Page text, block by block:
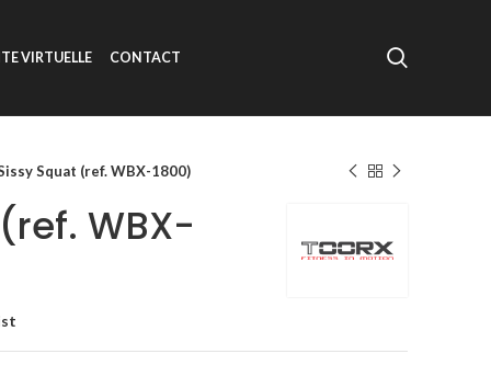
VIRTUELLE CONTACT
Squat (ref. WBX-1800)
WBX-